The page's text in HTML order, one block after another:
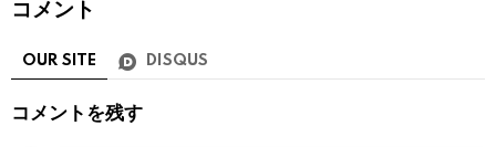
コメント
OUR SITE DISQUS
コメントを残す